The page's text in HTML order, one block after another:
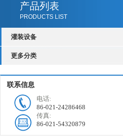
产品列表
PRODUCTS LIST
灌装设备
更多分类
联系信息
电话:
86-021-24286468
传真:
86-021-54320879